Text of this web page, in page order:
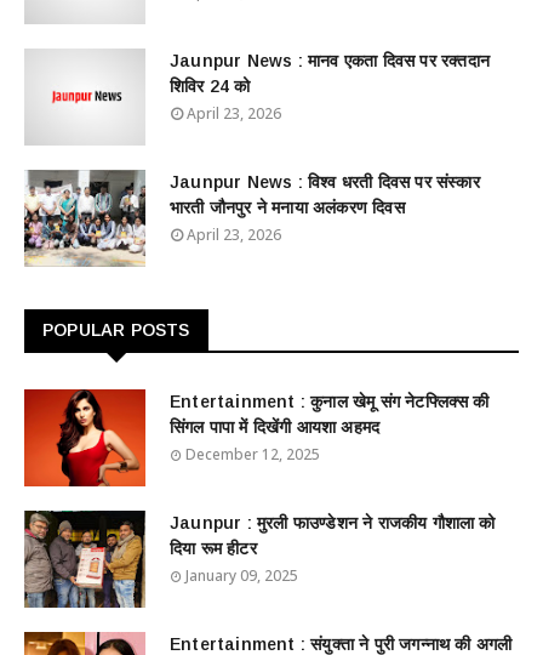
Jaunpur News : ​मानव एकता दिवस पर रक्तदान
शिविर 24 को
April 23, 2026
Jaunpur News : विश्व धरती दिवस पर संस्कार
भारती जौनपुर ने मनाया अलंकरण दिवस
April 23, 2026
POPULAR POSTS
Entertainment : ​​​​कुनाल खेमू संग नेटफ्लिक्स की
सिंगल पापा में दिखेंगी आयशा अहमद
December 12, 2025
Jaunpur : ​मुरली फाउण्डेशन ने राजकीय गौशाला को
दिया रूम हीटर
January 09, 2025
Entertainment : ​संयुक्ता ने पुरी जगन्नाथ की अगली